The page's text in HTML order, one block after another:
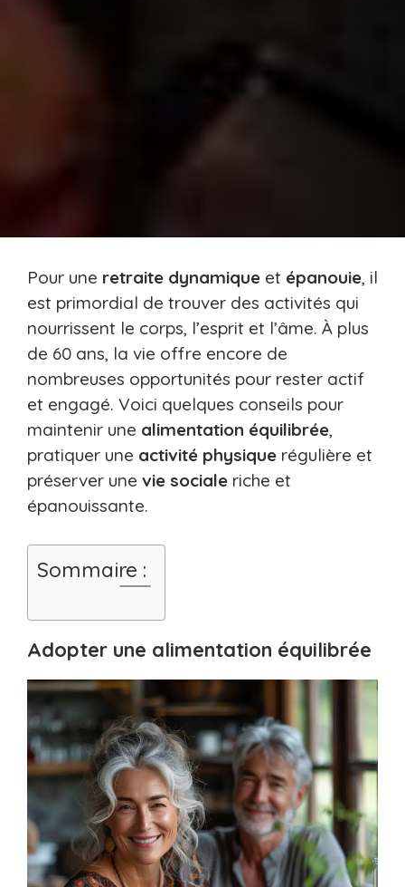
Pour une retraite dynamique et épanouie, il
est primordial de trouver des activités qui
nourrissent le corps, l’esprit et l’âme. À plus
de 60 ans, la vie offre encore de
nombreuses opportunités pour rester actif
et engagé. Voici quelques conseils pour
maintenir une alimentation équilibrée,
pratiquer une activité physique régulière et
préserver une vie sociale riche et
épanouissante.
Sommaire :
Adopter une alimentation équilibrée